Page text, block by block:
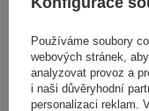
Používáme soubory
webových stránek,
analyzovat provoz a
i naši důvěryhodní
personalizaci reklam.